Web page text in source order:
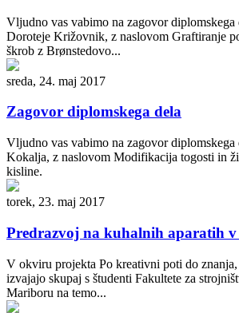
Vljudno vas vabimo na zagovor diplomskega
Doroteje Križovnik, z naslovom Graftiranje
škrob z Brønstedovo...
sreda, 24. maj 2017
Zagovor diplomskega dela
Vljudno vas vabimo na zagovor diplomskega
Kokalja, z naslovom Modifikacija togosti in
kisline.
torek, 23. maj 2017
Predrazvoj na kuhalnih aparatih
V okviru projekta Po kreativni poti do znanja,
izvajajo skupaj s študenti Fakultete za
Mariboru na temo...